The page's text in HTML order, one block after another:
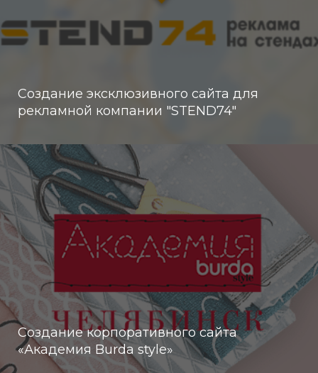
Создание эксклюзивного сайта для
рекламной компании "STEND74"
Создание корпоративного сайта
«Академия Burda style»